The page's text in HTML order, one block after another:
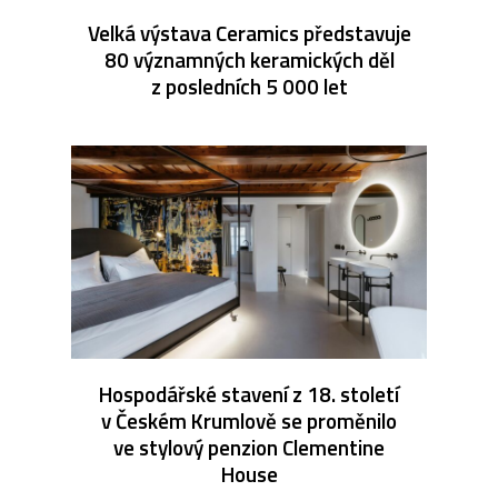
Velká výstava Ceramics představuje
80 významných keramických děl
z posledních 5 000 let
Hospodářské stavení z 18. století
v Českém Krumlově se proměnilo
ve stylový penzion Clementine
House